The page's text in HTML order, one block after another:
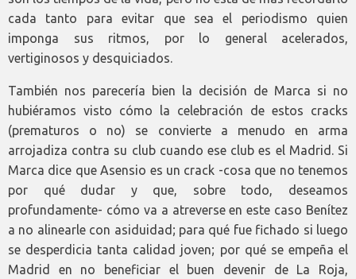
cada tanto para evitar que sea el periodismo quien
imponga sus ritmos, por lo general acelerados,
vertiginosos y desquiciados.
También nos parecería bien la decisión de Marca si no
hubiéramos visto cómo la celebración de estos cracks
(prematuros o no) se convierte a menudo en arma
arrojadiza contra su club cuando ese club es el Madrid. Si
Marca dice que Asensio es un crack -cosa que no tenemos
por qué dudar y que, sobre todo, deseamos
profundamente- cómo va a atreverse en este caso Benítez
a no alinearle con asiduidad; para qué fue fichado si luego
se desperdicia tanta calidad joven; por qué se empeña el
Madrid en no beneficiar el buen devenir de La Roja,